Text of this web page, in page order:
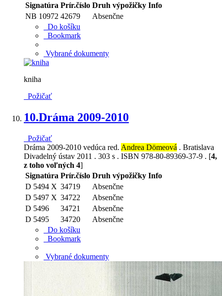
Signatúra Prír.číslo Druh výpožičky Info
NB 10972 42679
Absenčne
Do košíku
Bookmark
Vybrané dokumenty
kniha
Požičať
10.Dráma 2009-2010
Požičať
Dráma 2009-2010 vedúca red. Andrea Dömeová . Bratislava
Divadelný ústav 2011 . 303 s . ISBN 978-80-89369-37-9 . [4,
z toho voľných 4]
Signatúra Prír.číslo Druh výpožičky Info
D 5494 X 34719
Absenčne
D 5497 X 34722
Absenčne
D 5496
34721
Absenčne
D 5495
34720
Absenčne
Do košíku
Bookmark
Vybrané dokumenty